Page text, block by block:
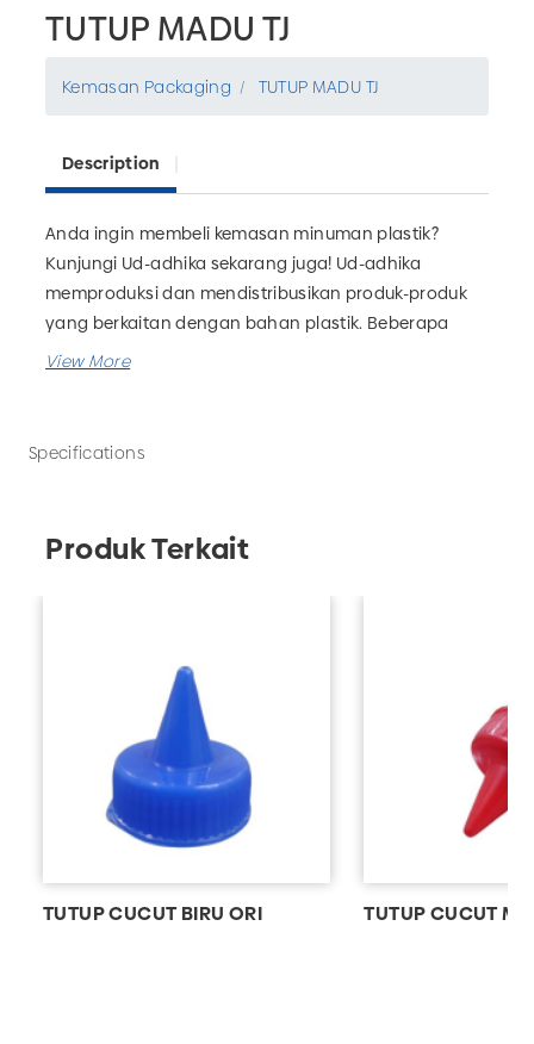
TUTUP MADU TJ
Kemasan Packaging TUTUP MADU TJ
Description
Anda ingin membeli kemasan minuman plastik?
Kunjungi Ud-adhika sekarang juga! Ud-adhika
memproduksi dan mendistribusikan produk-produk
yang berkaitan dengan bahan plastik. Beberapa
kemasan yang dapat Anda temukan diantaranya
bisnis minuman Anda. UD Adhika juga menerima
Specifications
Produk Terkait
TUTUP CUCUT BIRU ORI TUTUP CUCUT